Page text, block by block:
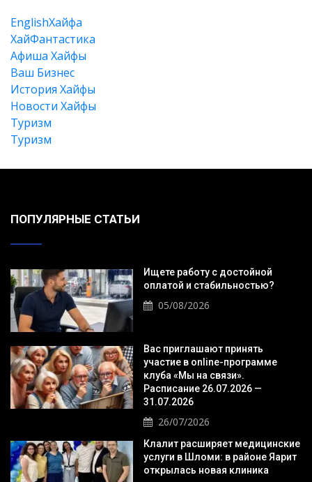
EnglishХайфа
XайФантастика
Афиша Хайфы
Ваш Бизнес
История Хайфы
Новости Хайфы
Туризм
Туризм
ПОПУЛЯРНЫЕ СТАТЬИ
Ищете работу с достойной
оплатой и стабильностью?
05/08/2026
Вас приглашают принять
участие в online-программе
клуба «Мы на связи».
Расписание 26.07.2026 —
31.07.2026
26/07/2026
Клалит расширяет медицинские
услуги в Шломи: в районе Яарит
открылась новая клиника